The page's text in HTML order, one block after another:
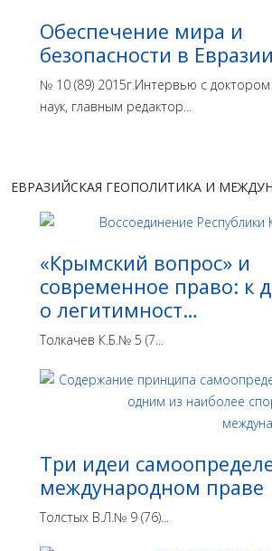
Обеспечение мира и
безопасности в Евразии
№ 10 (89) 2015г.Интервью с
наук, главным редактор...
ЕВРАЗИЙСКАЯ ГЕОПОЛИТИКА И
«Крымский вопрос» и
современное право: к
о легитимност…
Толкачев К.Б.№ 5 (7...
Три идеи
международном праве
Толстых В.Л.№ 9 (76)...